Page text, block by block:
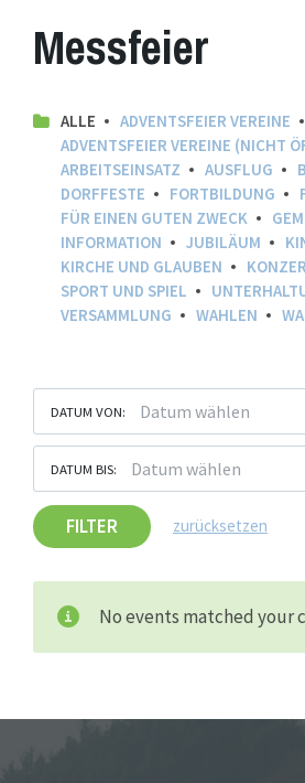
Messfeier
ALLE
ADVENTSFEIER VEREINE
ADVENTSFEIER VEREINE (NICHT
ARBEITSEINSATZ
AUSFLUG
DORFFESTE
FORTBILDUNG
FÜR EINEN GUTEN ZWECK
INFORMATION
JUBILÄUM
KIRCHE UND GLAUBEN
SPORT UND SPIEL
VERSAMMLUNG
WAHLEN
DATUM VON:
DATUM BIS:
FILTER zurücksetzen
No events matched your